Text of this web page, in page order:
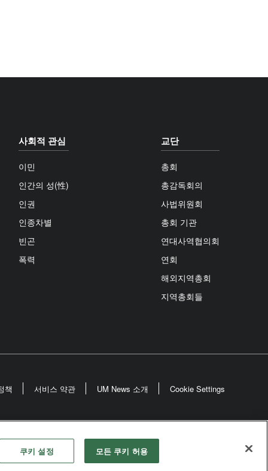
사회적 관심
이민
인간의 성(性)
인권
인종차별
빈곤
폭력
교단
총회
총감독회의
사법위원회
총회 기관
연대사역협의회
연회
해외지역총회
지역총회들
책 서비스 약관 UM News 소개 Cookie Settings
Church
쿠키 설정 모든 쿠키 허용